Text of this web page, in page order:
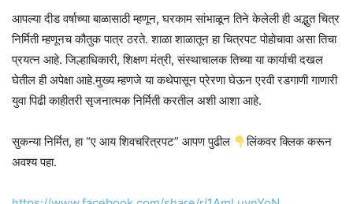
आपल्या दीड वर्षाच्या बाळासाठी म्हणून, घरकाम सांभाळून तिने केलेली ही अद्भुत चित्र
निर्मिती म्हणूनच कौतुक पात्र ठरते. शाळा शाळातून हा चित्रपट पोहोचावा असा तिचा
प्रयत्न आहे. जिल्हाधिकारी, शिक्षण मंत्री, संस्थाचालक तिच्या या कार्याची दखल
घेतील ही अपेक्षा आहे.मुख्य म्हणजे या कथेपासून प्रेरणा घेऊन एरवी रडगाणी गाणारी
युवा पिढी काहीतरी सृजनात्मक निर्मिती करतील अशी आशा आहे.
सुकन्या निर्मित, हा “ए आय शिवचरित्रपट” आपण पुढील
लिंकवर क्लिक करून
अवश्य पहा.